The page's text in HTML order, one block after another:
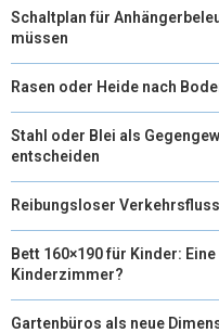
Schaltplan für
müssen
Rasen oder Heide nach
Stahl oder Blei als
entscheiden
Reibungsloser
Bett 160×190 für Kinder:
Kinderzimmer?
Gartenbüros als neue